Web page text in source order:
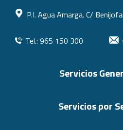
P.I. Agua Amarga. C/
Tel.: 965 150 300
Servicios
Servicios por